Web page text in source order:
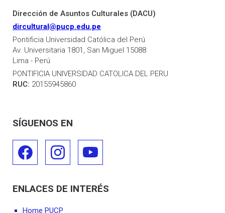
Dirección de Asuntos Culturales (DACU)
dircultural@pucp.edu.pe
Pontificia Universidad Católica del Perú
Av. Universitaria 1801, San Miguel 15088
Lima - Perú
PONTIFICIA UNIVERSIDAD CATOLICA DEL PERU
RUC: 20155945860
SÍGUENOS EN
ENLACES DE INTERÉS
Home PUCP